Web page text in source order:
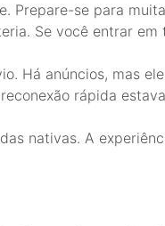
Prepare-se para
Se você entrar
Há anúncios, mas
rápida
nativas. A